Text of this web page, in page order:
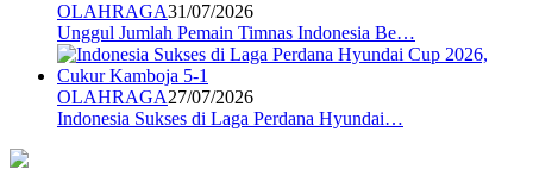
OLAHRAGA31/07/2026
Unggul Jumlah Pemain Timnas Indonesia Be…
OLAHRAGA27/07/2026
Indonesia Sukses di Laga Perdana Hyundai…